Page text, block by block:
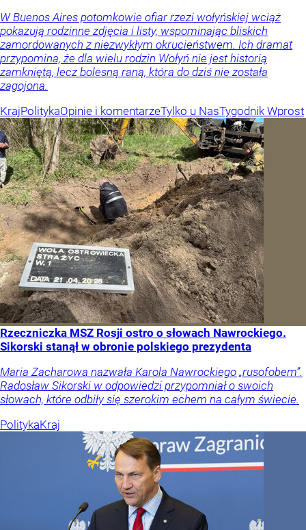
W Buenos Aires potomkowie ofiar rzezi wołyńskiej wciąż
pokazują rodzinne zdjęcia i listy, wspominając bliskich
zamordowanych z niezwykłym okrucieństwem. Ich dramat
przypomina, że dla wielu rodzin Wołyń nie jest historią
zamkniętą, lecz bolesną raną, która do dziś nie została
zagojona.
KrajPolitykaOpinie i komentarzeTylko u NasTygodnik Wprost
Rzeczniczka MSZ Rosji ostro o słowach Nawrockiego.
Sikorski stanął w obronie polskiego prezydenta
Maria Zacharowa nazwała Karola Nawrockiego „rusofobem”.
Radosław Sikorski w odpowiedzi przypomniał o swoich
słowach, które odbiły się szerokim echem na całym świecie.
PolitykaKraj